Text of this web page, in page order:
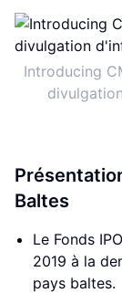
Introducing
Baltes
Le Fonds
2019 à la
pays baltes.